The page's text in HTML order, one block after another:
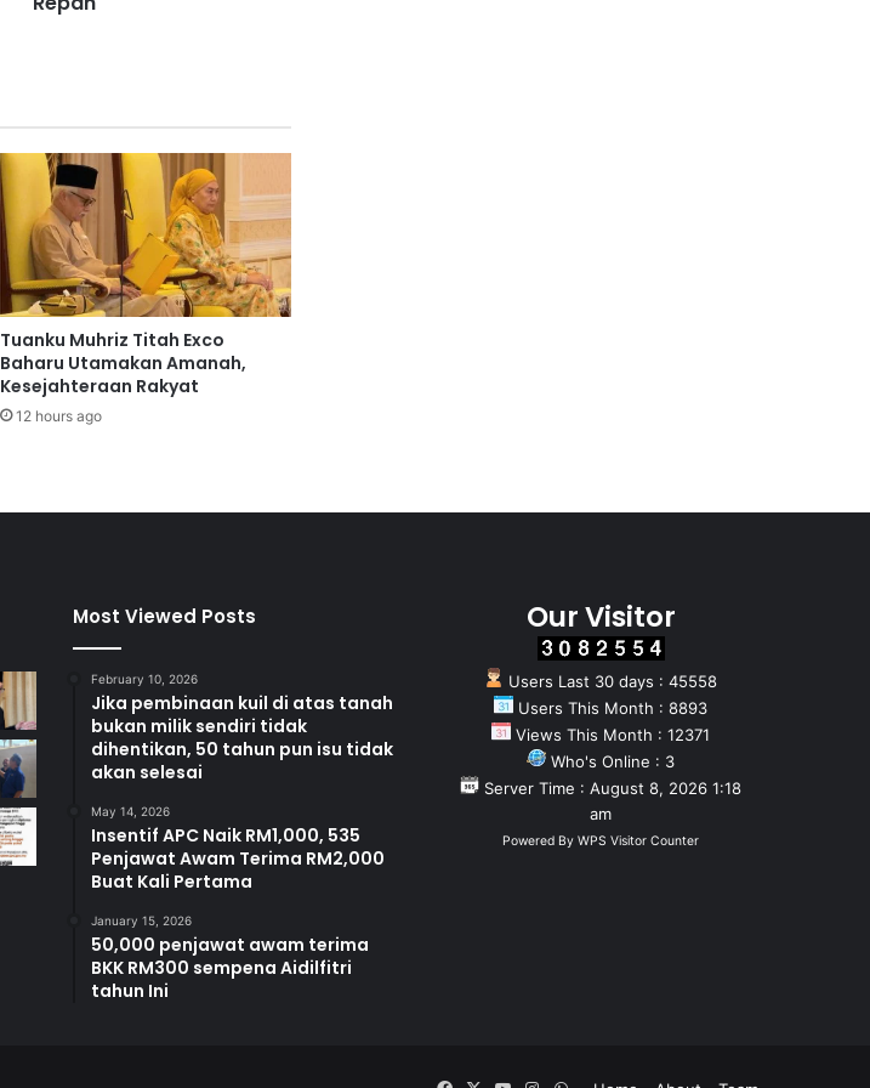
Tuanku Muhriz Titah Exco
Baharu Utamakan Amanah,
Kesejahteraan Rakyat
12 hours ago
Most Viewed Posts
February 10, 2026
Jika pembinaan kuil di atas tanah
bukan milik sendiri tidak
dihentikan, 50 tahun pun isu tidak
akan selesai
May 14, 2026
Insentif APC Naik RM1,000, 535
Penjawat Awam Terima RM2,000
Buat Kali Pertama
January 15, 2026
50,000 penjawat awam terima
BKK RM300 sempena Aidilfitri
tahun Ini
Our Visitor
Users Last 30 days : 45558
Users This Month : 8893
Views This Month : 12371
Who's Online : 3
Server Time : August 8, 2026 1:18
am
Powered By WPS Visitor Counter